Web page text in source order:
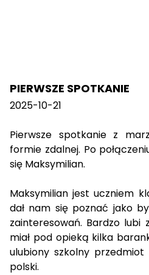
PIERWSZE SPOTKANIE
2025-10-21
Pierwsze spotkanie z
formie zdalnej. Po
się Maksymilian.
Maksymilian jest uczniem
dał nam się poznać jako
zainteresowań. Bardzo lubi
miał pod opieką kilka
ulubiony szkolny
polski.